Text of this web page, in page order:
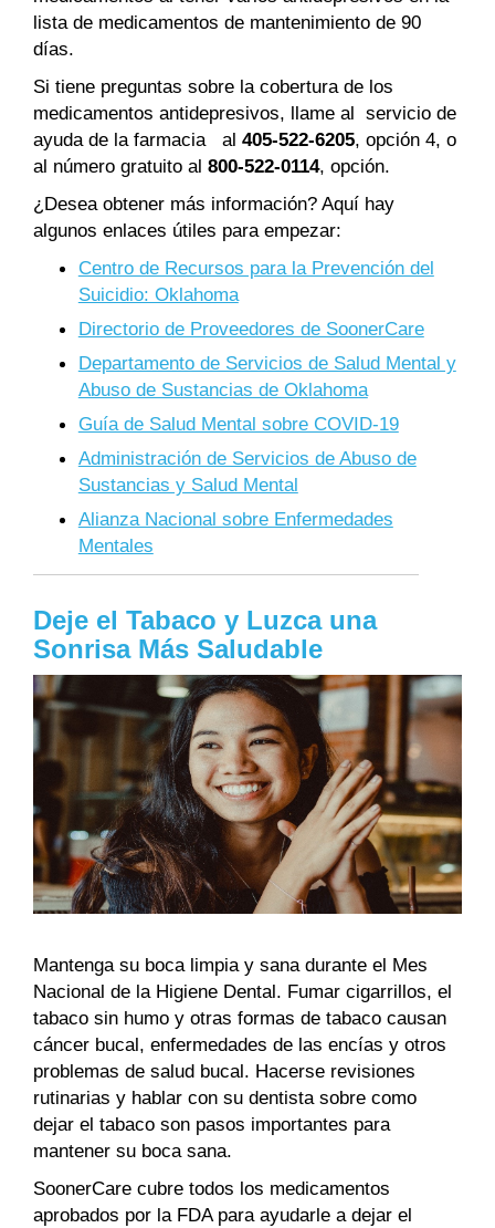
lista de medicamentos de mantenimiento de 90
días.
Si tiene preguntas sobre la cobertura de los
medicamentos antidepresivos, llame al servicio de
ayuda de la farmacia al 405-522-6205, opción 4, o
al número gratuito al 800-522-0114, opción.
¿Desea obtener más información? Aquí hay
algunos enlaces útiles para empezar:
Centro de Recursos para la Prevención del
Suicidio: Oklahoma
Directorio de Proveedores de SoonerCare
Departamento de Servicios de Salud Mental y
Abuso de Sustancias de Oklahoma
Guía de Salud Mental sobre COVID-19
Administración de Servicios de Abuso de
Sustancias y Salud Mental
Alianza Nacional sobre Enfermedades
Mentales
Deje el Tabaco y Luzca una
Sonrisa Más Saludable
Mantenga su boca limpia y sana durante el Mes
Nacional de la Higiene Dental. Fumar cigarrillos, el
tabaco sin humo y otras formas de tabaco causan
cáncer bucal, enfermedades de las encías y otros
problemas de salud bucal. Hacerse revisiones
rutinarias y hablar con su dentista sobre como
dejar el tabaco son pasos importantes para
mantener su boca sana.
SoonerCare cubre todos los medicamentos
aprobados por la FDA para ayudarle a dejar el